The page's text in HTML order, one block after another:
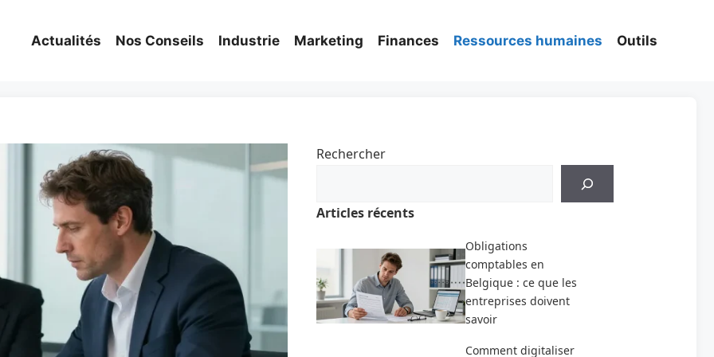
Actualités Nos Conseils Industrie Marketing Finances Ressources humaines Outils
Rechercher
Articles récents
Obligations
comptables en
Belgique : ce que les
entreprises doivent
savoir
Comment digitaliser